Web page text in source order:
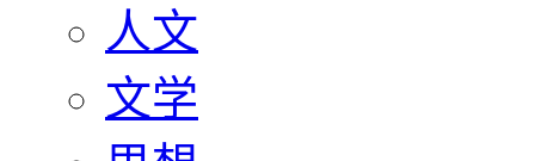
人文
文学